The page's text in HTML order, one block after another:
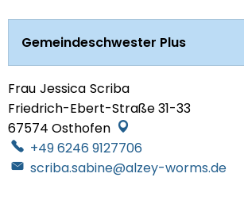
Gemeindeschwester Plus
Frau Jessica Scriba
Friedrich-Ebert-Straße 31-33
67574 Osthofen
+49 6246 9127706
scriba.sabine@alzey-worms.de